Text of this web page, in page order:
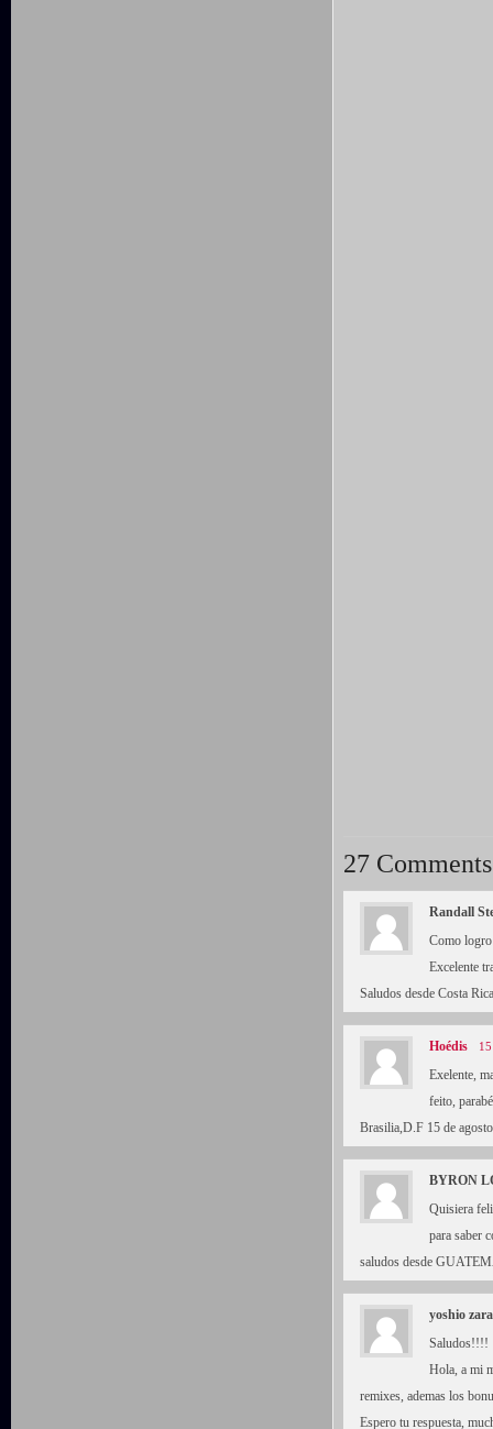
27 Comments
Randall
Como
Excelente
Saludos desde Costa
Hoédis
Exelente,
feito,
Brasilia,D.F 15 de
BYRON
Quisiera
para saber
saludos desde
yoshio
Saludos!!!!
Hola, a mi
remixes, ademas los
Espero tu respuesta,